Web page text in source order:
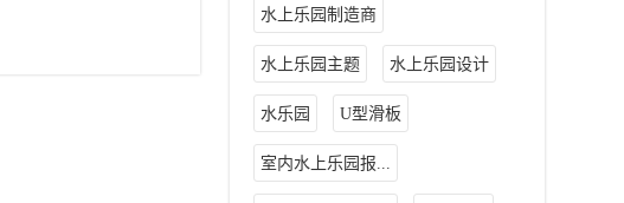
水上乐园制造商
水上乐园主题 水上乐园设计
水乐园 U型滑板
室内水上乐园报...